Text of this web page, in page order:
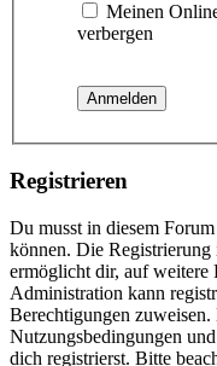
Meinen
verbergen
Registrieren
Du musst in diesem
können. Die
ermöglicht dir, auf
Administration kann
Berechtigungen zuweisen.
Nutzungsbedingungen
dich registrierst. Bitte